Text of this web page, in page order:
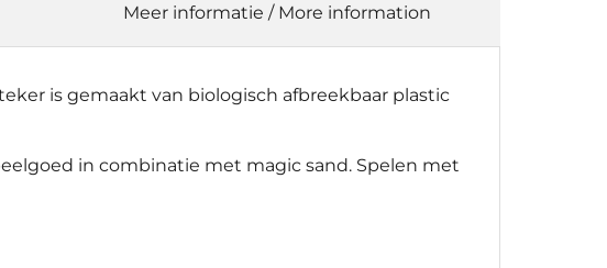
is gemaakt van biologisch afbreekbaar plastic
in combinatie met magic sand. Spelen met
Meer informatie / More information